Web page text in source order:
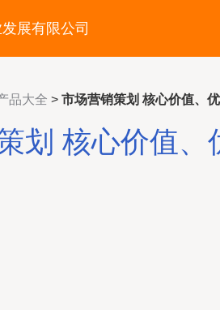
展有限公司
品大全 > 市场营销策划 核心价值、
划 核心价值